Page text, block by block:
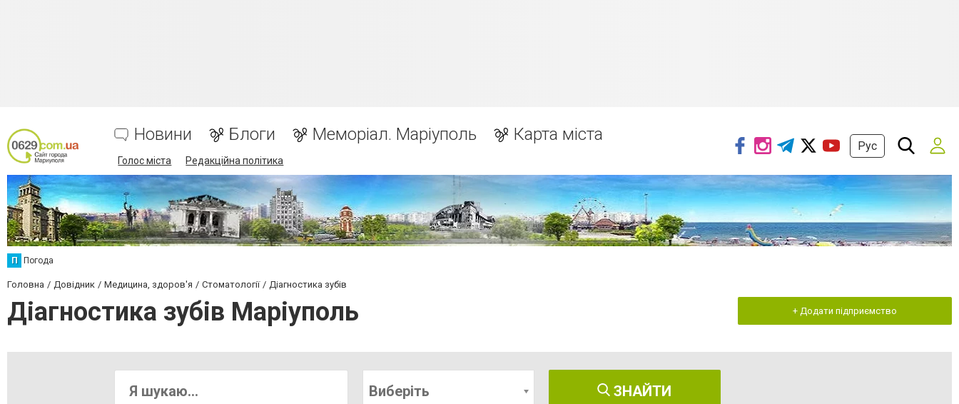
Новини Блоги Меморіал. Маріуполь Карта міста
Голос міста Редакційна політика
Рус
П Погода
Головна Довідник Медицина, здоров'я Стоматології Діагностика зубів
Діагностика зубів Маріуполь + Додати підприємство
Виберіть ЗНАЙТИ